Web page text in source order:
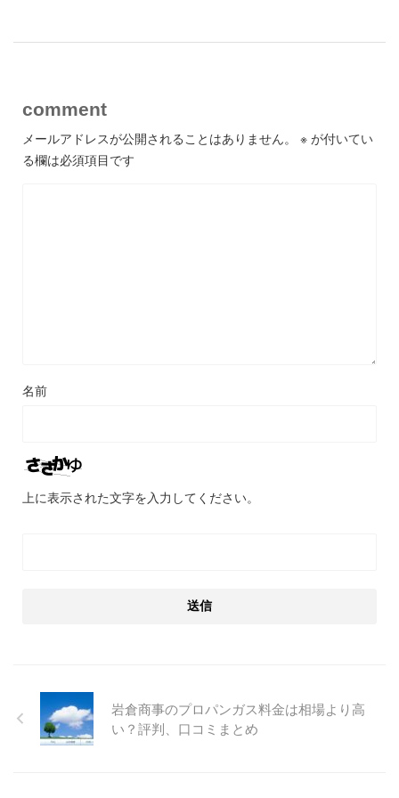
comment
メールアドレスが公開されることはありません。 ※ が付いてい
る欄は必須項目です
名前
上に表示された文字を入力してください。
岩倉商事のプロパンガス料金は相場より高
い？評判、口コミまとめ